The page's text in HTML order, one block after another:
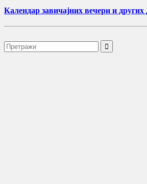
Календар завичајних вечери и других